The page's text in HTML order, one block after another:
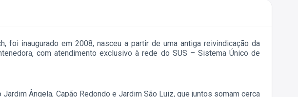
foi inaugurado em 2008, nasceu a partir de uma antiga reivindicação da
com atendimento exclusivo à rede do SUS – Sistema Único de
Ângela, Capão Redondo e Jardim São Luiz, que juntos somam cerca